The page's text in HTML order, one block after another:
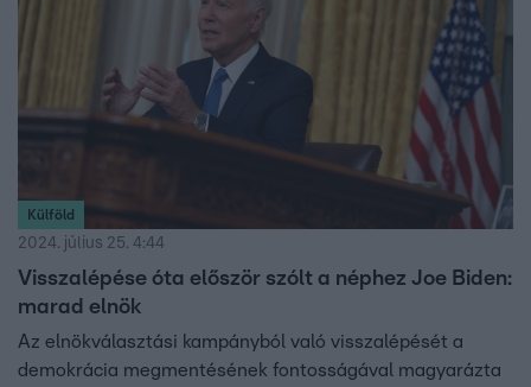
többen állnak Oroszország mellé, a lengyelek pedig el
Külföld
2024. július 25. 4:44
Visszalépése óta először szólt a néphez Joe Biden:
marad elnök
Az elnökválasztási kampányból való visszalépését a
demokrácia megmentésének fontosságával magyarázta